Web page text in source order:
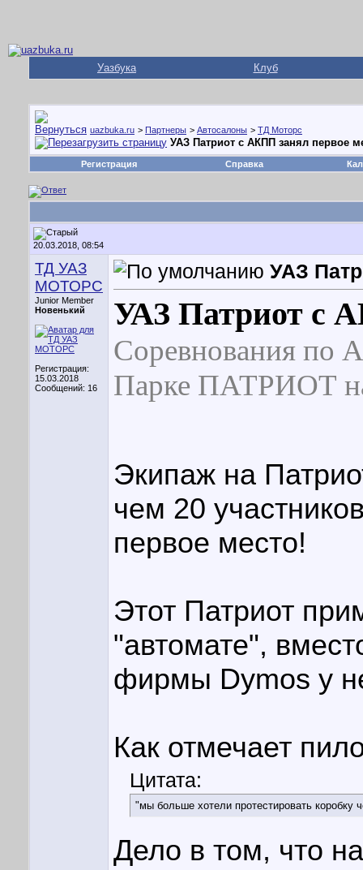
Уазбука Клуб
uazbuka.ru > Партнеры > Автосалоны > ТД Моторс
УАЗ Патриот с АКПП занял первое
Регистрация Справка
20.03.2018, 08:54
ТД УАЗ
МОТОРС
Junior Member
Новенький
Регистрация:
15.03.2018
Сообщений: 16
УАЗ
УАЗ Патриот с
Соревнования
Парке ПАТРИОТ на
Экипаж на
чем 20
первое место!
Этот Патриот
"автомате",
фирмы Dymos у
Как отмечает
Цитата:
"мы больше хотели протестировать коробку
Дело в том, что